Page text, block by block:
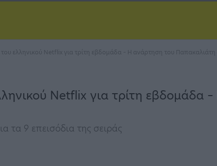
ελληνικού Netflix για τρίτη εβδομάδα – Η ανάρτηση του Παπακαλιάτη
Netflix για τρίτη εβδομάδα
τα 9 επεισόδια της σειράς